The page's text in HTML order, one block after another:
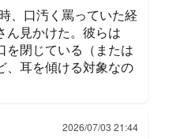
、口汚く罵っていた経
ん見かけた。彼らは
を閉じている（または
、耳を傾ける対象なの
2026/07/03 21:44